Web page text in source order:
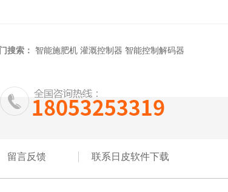
索： 智能施肥机 灌溉控制器 智能控制解码器
留言反馈 联系日皮软件下载